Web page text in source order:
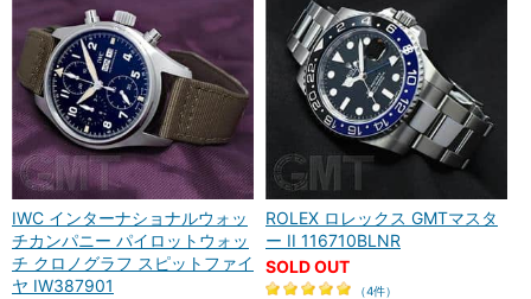
IWC インターナショナルウォッ
チカンパニー パイロットウォッ
チ クロノグラフ スピットファイ
ヤ IW387901
ROLEX ロレックス GMTマスタ
ー II 116710BLNR
SOLD OUT
（4件）